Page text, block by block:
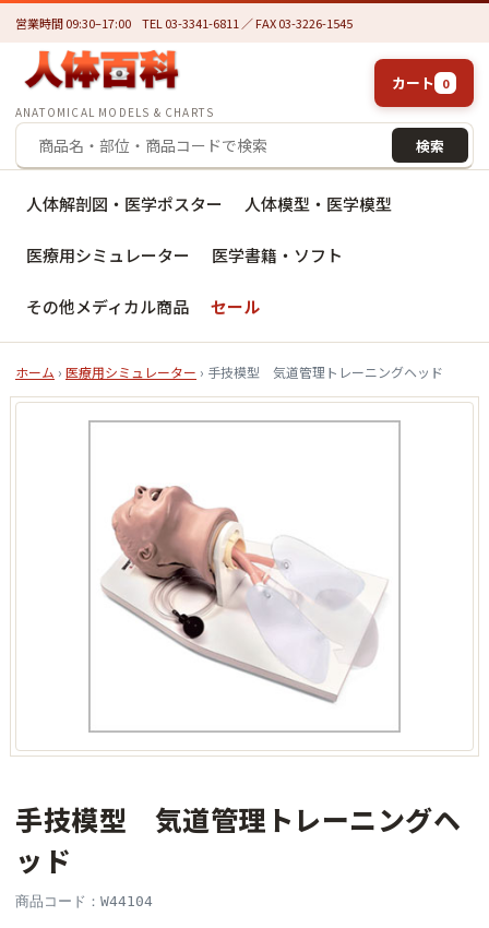
営業時間 09:30–17:00 TEL 03-3341-6811 ／ FAX 03-3226-1545
ANATOMICAL MODELS & CHARTS
検索
カート 0
人体解剖図・医学ポスター 人体模型・医学模型
医療用シミュレーター 医学書籍・ソフト
その他メディカル商品 セール
ホーム › 医療用シミュレーター › 手技模型 気道管理トレーニングヘッド
手技模型 気道管理トレーニングヘ
ッド
商品コード：W44104